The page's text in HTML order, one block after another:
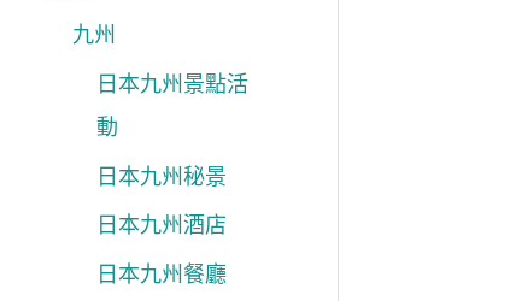
九州
日本九州景點活
動
日本九州秘景
日本九州酒店
日本九州餐廳